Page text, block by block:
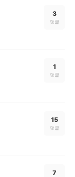
3
댓글
1
댓글
15
댓글
7